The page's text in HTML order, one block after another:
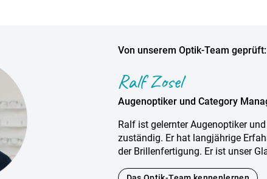
Von unserem Optik-Team geprüft:
Ralf Zosel
Augenoptiker und Category
Ralf ist gelernter Augenoptiker
zuständig. Er hat langjährige
der Brillenfertigung. Er ist unser